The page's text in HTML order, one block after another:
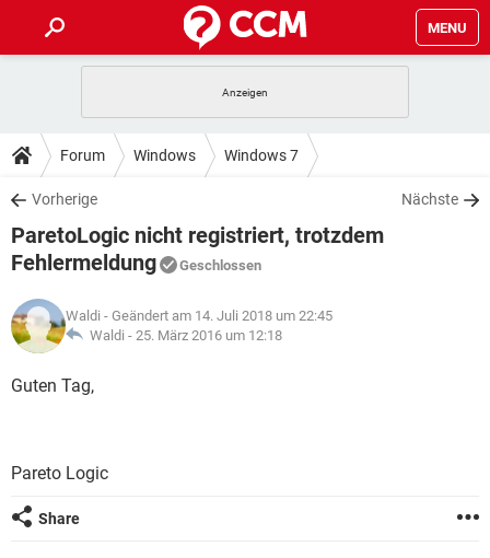
MENU
ANDROID IOS
WINDOWS 10
WHATSAPP TIKTOK
FACEBOOK
TIPPS & TRICKS
SPIELE STREAMING
WINDOWS 10
FACEBOOK HARDWARE
DOWNLOADS
SPIELE STREAMING
ANDROID
WINDOWS 10 INSTAGRAM
WHATSAPP
FACEBOOK
FORUM
ANDROID IOS
LEXIKON
SPIELE
ANDROID
Forum Windows Windows 7
Vorherige Nächste
ParetoLogic nicht registriert, trotzdem
Fehlermeldung
Geschlossen
Waldi - Geändert am 14. Juli 2018 um 22:45
Waldi - 25. März 2016 um 12:18
Guten Tag,
Pareto Logic
Share